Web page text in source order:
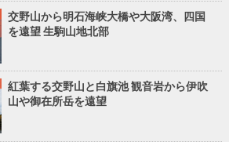
交野山から明石海峡大橋や大阪湾、四国
を遠望 生駒山地北部
紅葉する交野山と白旗池 観音岩から伊吹
山や御在所岳を遠望